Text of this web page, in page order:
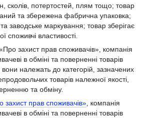
сколів, потертостей, плям тощо; товар
та збережена фабрична упаковка;
заводське маркування; товар зберігає
споживчі властивості.
захист прав споживачів», компанія
в обміні та поверненні товарів
належать до категорій, зазначених
товарів належної якості,
та обміну.
захист прав споживачів» , компанія
в обміні та поверненні товарів